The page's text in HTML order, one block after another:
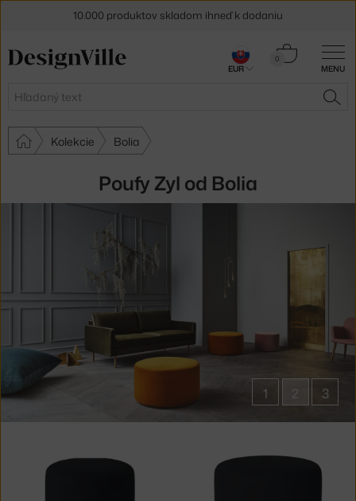
MENU
Hľadať
0
Košík
Kolekcie Bolia
Poufy Zyl od Bolia
1 2 3
kolekcii
10.000 produktov skladom ihneď k dodaniu
30 dní na vrátenie tovaru
EUR